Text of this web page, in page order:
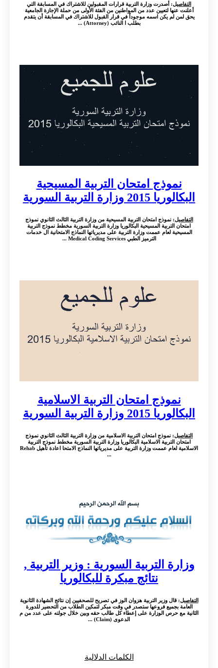
التفاصيل: أصدرت وزارة التربية قرارات المقبولين للاشتراك في المسابقة التي
أعلنت عنها لتعيين عدد من المواطنين من الفئة الأولى من حملة الإجازة الجامعية
يحق لمن لم يكن اسمه موجوداً في قرار القبول للاشتراك في المسابقة أن يتقدم
بطلب ا النائب (Attorney) ...
نموذج امتحان التربية المسيحية
البكالوريا 2015 وزارة التربية السورية
التفاصيل: نموذج امتحان التربية المسيحية من وزارة التربية الثالث الثانوي نموذج
امتحان التربية المسيحية البكالوريا وزارة التربية السورية مخطط نموذج التربية
المسيحية لعام عممت وزارة التربية على مديرياتها النماذج الامتحانية ال خدمات
الترميز الطبي Medical Coding Services ...
نموذج امتحان التربية الاسلامية
البكالوريا 2015 وزارة التربية السورية
التفاصيل: نموذج امتحان التربية الاسلامية من وزارة التربية الثالث الثانوي نموذج
امتحان التربية الاسلامية البكالوريا وزارة التربية السورية مخطط نموذج التربية
الاسلامية لعام عممت وزارة التربية على مديرياتها النماذج الامتحا اعادة تأهيل Rehab
...
وزارة التربية السورية : وزير التربية ,
نتائج مبكرة للبكالوريا
التفاصيل: قال وزير التربية هزوان الوز في تصريح للصحفيين إن نتائج الشهادة الثانوية
العامة بجميع فروعها ستصدر في وقت مبكر لتمكين الطلاب من التحضير للدورة
الثانية مع حرص الوزارة على إعطاء كل طالب حقه وبين خلال جولته على عدد من م
الدعوى (Claim) ...
الكلمات الدلالية